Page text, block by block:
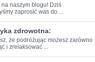
na naszym blogu! Dziś
zaprosić was do ...
zdrowotna:
że podróżując ​możesz ⁤zarówno
i‌ zrelaksować ...